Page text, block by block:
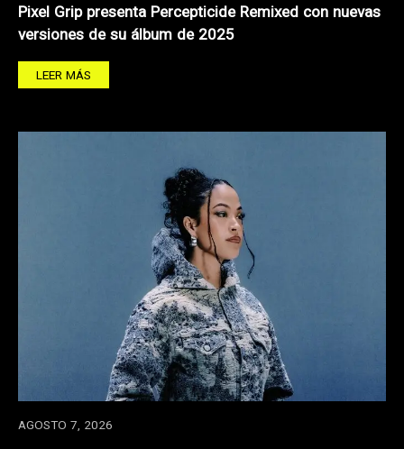
Pixel Grip presenta Percepticide Remixed con nuevas
versiones de su álbum de 2025
LEER MÁS
AGOSTO 7, 2026